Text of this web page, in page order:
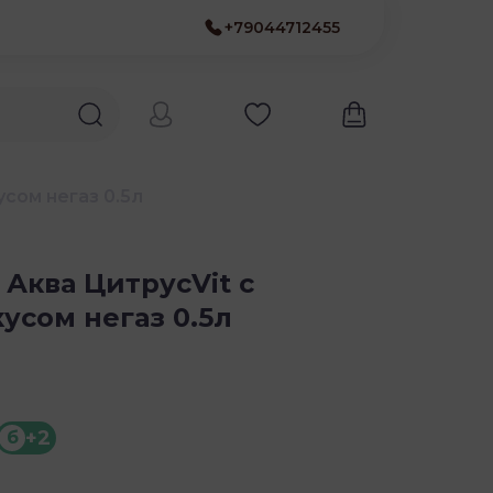
+79044712455
ЦитрусVit с
негаз 0.5л
б +2